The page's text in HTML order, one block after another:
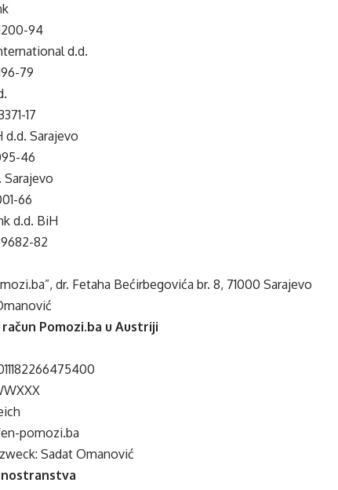
94
d.d.
79
17
d.d. Sarajevo
46
Sarajevo
66
d.d. BiH
82
dr. Fetaha Bećirbegovića br. 8, 71000 Sarajevo
Pomozi.ba u Austriji
pomozi.ba
Sadat Omanović